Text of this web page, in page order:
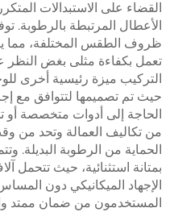
القضاء على الاستبدالات
الأعطال المرتبطة بالرطوبة.
ظروف الطقس المختلفة، مما
تعمل بكفاءة مثلى بغض النظر
التركيب ميزة رئيسية أخرى
حيث تم تصميمها لتتوافق مع
الحاجة إلى أدوات متخصصة أو
من تكاليف العمالة وتحد من
الحماية من الرطوبة البديلة.
بمتانة استثنائية، حيث تتحمل
الإجهاد الميكانيكي دون
المستخدمون من ضمان ممتد